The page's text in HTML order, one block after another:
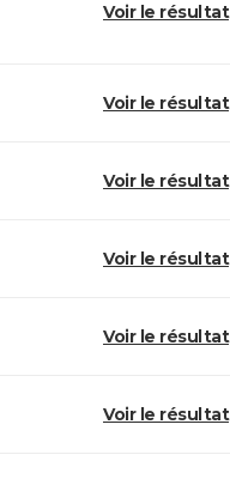
Voir le résultat
Voir le résultat
Voir le résultat
Voir le résultat
Voir le résultat
Voir le résultat